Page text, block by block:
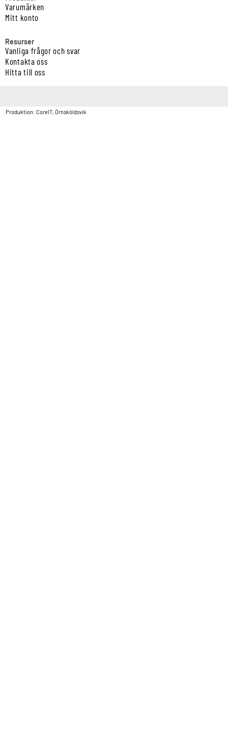
Varumärken
Mitt konto
Resurser
Vanliga frågor och svar
Kontakta oss
Hitta till oss
Produktion: CoreIT, Örnsköldsvik